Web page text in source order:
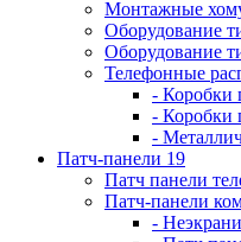
Монтажные
Оборудование
Оборудование
Телефонные
- Коробки
- Коробки
-
Патч-панели 19
Патч панели
Патч-панели
-